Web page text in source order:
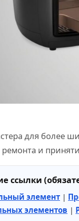
для более
и
ссылки
элемент |
элементов |